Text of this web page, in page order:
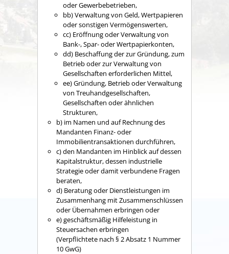
oder Gewerbebetrieben,
bb) Verwaltung von Geld, Wertpapieren
oder sonstigen Vermögenswerten,
cc) Eröffnung oder Verwaltung von
Bank-, Spar- oder Wertpapierkonten,
dd) Beschaffung der zur Gründung, zum
Betrieb oder zur Verwaltung von
Gesellschaften erforderlichen Mittel,
ee) Gründung, Betrieb oder Verwaltung
von Treuhandgesellschaften,
Gesellschaften oder ähnlichen
Strukturen,
b) im Namen und auf Rechnung des
Mandanten Finanz- oder
Immobilientransaktionen durchführen,
c) den Mandanten im Hinblick auf dessen
Kapitalstruktur, dessen industrielle
Strategie oder damit verbundene Fragen
beraten,
d) Beratung oder Dienstleistungen im
Zusammenhang mit Zusammenschlüssen
oder Übernahmen erbringen oder
e) geschäftsmäßig Hilfeleistung in
Steuersachen erbringen
(Verpflichtete nach § 2 Absatz 1 Nummer
10 GwG)